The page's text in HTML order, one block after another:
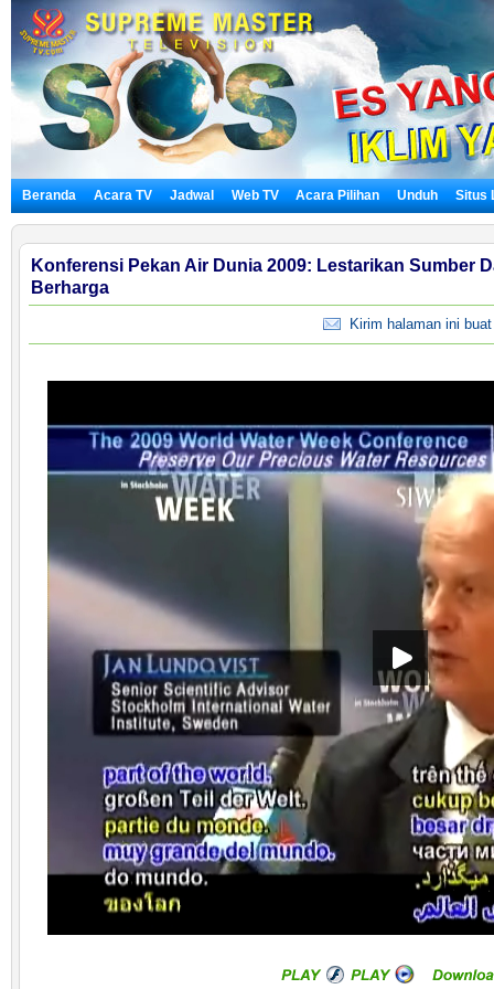
Beranda Acara TV Jadwal Web TV Acara Pilihan Unduh Situs
Konferensi Pekan Air Dunia 2009: Lestarikan Sumber
Berharga
Kirim halaman ini